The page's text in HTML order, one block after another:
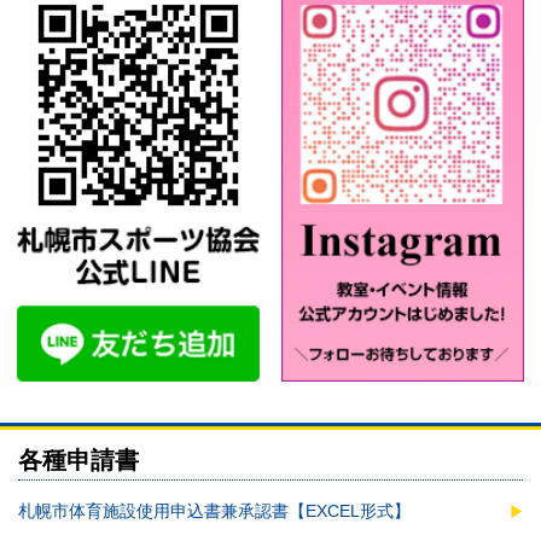
各種申請書
札幌市体育施設使用申込書兼承認書【EXCEL形式】